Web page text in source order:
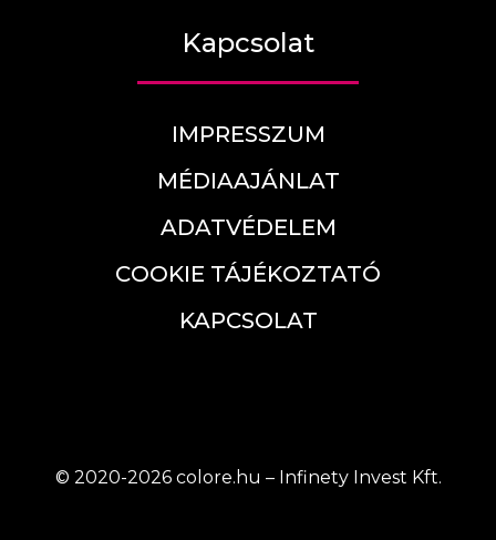
Kapcsolat
IMPRESSZUM
MÉDIAAJÁNLAT
ADATVÉDELEM
COOKIE TÁJÉKOZTATÓ
KAPCSOLAT
© 2020-2026 colore.hu – Infinety Invest Kft.